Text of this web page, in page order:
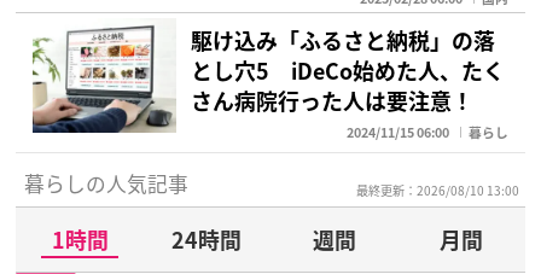
駆け込み「ふるさと納税」の落
とし穴5 iDeCo始めた人、たく
さん病院行った人は要注意！
2024/11/15 06:00 暮らし
暮らしの人気記事 最終更新：2026/08/10 13:00
1時間 24時間 週間
月間